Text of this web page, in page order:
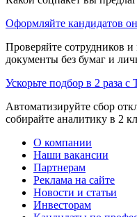
Оформляйте кандидатов
Проверяйте сотрудников
документы без бумаг и
Ускорьте подбор в 2 раза с
Автоматизируйте сбор
собирайте аналитику в 2
О компании
Наши вакансии
Партнерам
Реклама на сайте
Новости и статьи
Инвесторам